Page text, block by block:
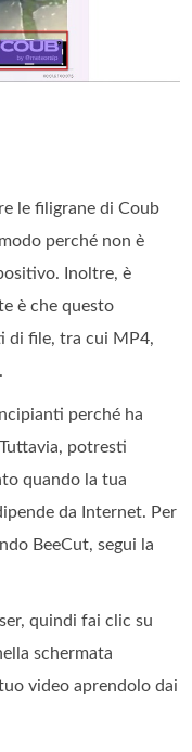
le filigrane di Coub
perché non è
Inoltre, è
è che questo
di file, tra cui MP4,
perché ha
potresti
quando la tua
da Internet. Per
BeeCut, segui la
quindi fai clic su
schermata
video aprendolo dai